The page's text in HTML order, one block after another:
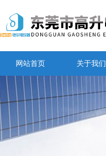
网站首页 关于我们